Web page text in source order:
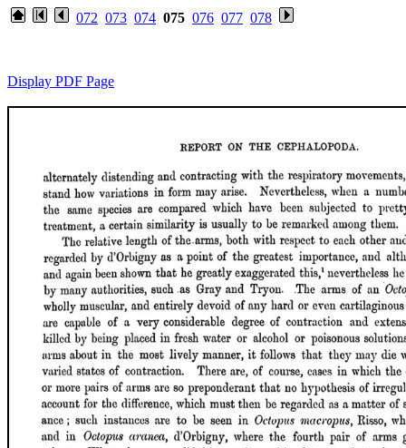
072 073 074 075 076 077 078
Display PDF Page